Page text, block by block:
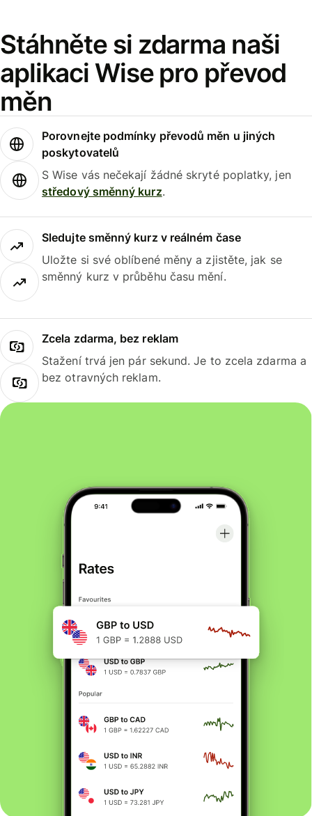
Stáhněte si zdarma naši
aplikaci Wise pro převod
měn
Porovnejte podmínky převodů měn u jiných
poskytovatelů
S Wise vás nečekají žádné skryté poplatky, jen
středový směnný kurz.
Sledujte směnný kurz v reálném čase
Uložte si své oblíbené měny a zjistěte, jak se
směnný kurz v průběhu času mění.
Zcela zdarma, bez reklam
Stažení trvá jen pár sekund. Je to zcela zdarma a
bez otravných reklam.